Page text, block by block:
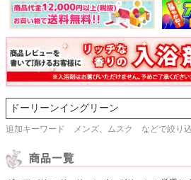
追加キーワード メンズ、ムスク などで絞り